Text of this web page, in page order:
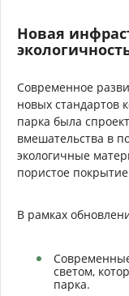
Новая
Современное
новых стандартов
парка была
вмешательства в
экологичные
пористое
В рамках
светом,
парка.